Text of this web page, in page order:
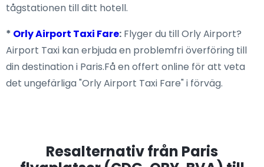
tågstationen till ditt hotell.
* Orly Airport Taxi Fare: Flyger du till Orly Airport?
Airport Taxi kan erbjuda en problemfri överföring till
din destination i Paris.Få en offert online för att veta
det ungefärliga "Orly Airport Taxi Fare" i förväg.
Resalternativ från Paris